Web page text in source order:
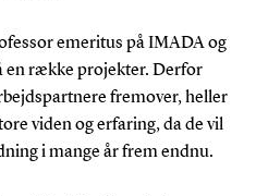
emeritus på IMADA og
en række projekter. Derfor
fremover, heller
viden og erfaring, da de vil
i mange år frem endnu.